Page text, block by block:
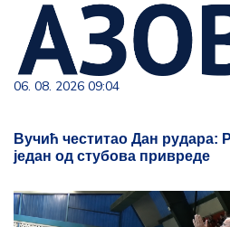
06. 08. 2026 09:04
Вучић честитао Дан рудара:
један од стубова привреде